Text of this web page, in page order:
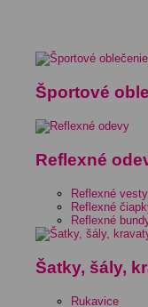
Športové
Reflexné
Reflexné vesty
Reflexné
Reflexné
Šatky, šály,
Rukavice